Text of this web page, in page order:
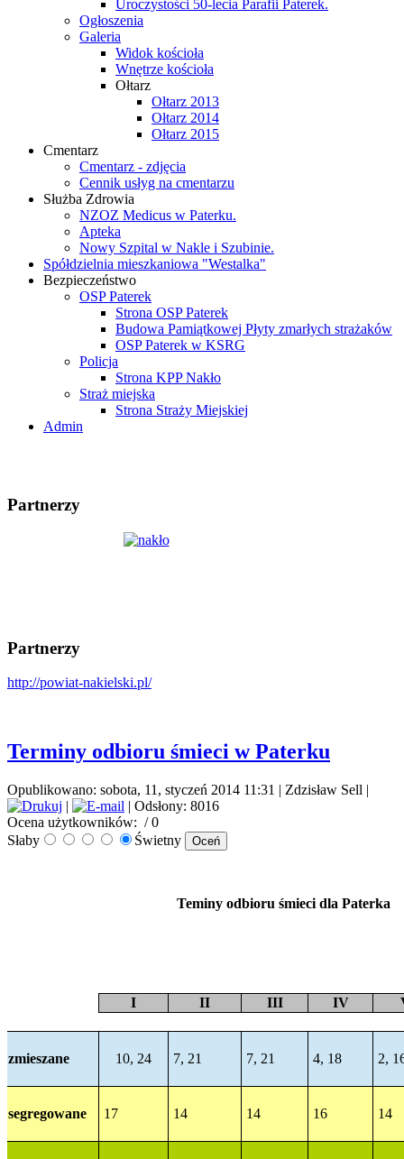
Uroczystości 50-lecia Parafii Paterek.
Ogłoszenia
Galeria
Widok kościoła
Wnętrze kościoła
Ołtarz
Ołtarz 2013
Ołtarz 2014
Ołtarz 2015
Cmentarz
Cmentarz - zdjęcia
Cennik usłyg na cmentarzu
Służba Zdrowia
NZOZ Medicus w Paterku.
Apteka
Nowy Szpital w Nakle i Szubinie.
Spółdzielnia mieszkaniowa "Westalka"
Bezpieczeństwo
OSP Paterek
Strona OSP Paterek
Budowa Pamiątkowej Płyty zmarłych strażaków
OSP Paterek w KSRG
Policja
Strona KPP Nakło
Straż miejska
Strona Straży Miejskiej
Admin
Partnerzy
Partnerzy
http://powiat-nakielski.pl/
Terminy odbioru śmieci w Paterku
Opublikowano: sobota, 11, styczeń 2014 11:31 | Zdzisław Sell |
|
| Odsłony: 8016
Ocena użytkowników: / 0
Słaby
Świetny
Teminy odbioru śmieci dla Paterka
I II III IV
zmieszane 10, 24 7, 21 7, 21 4, 18 2,
segregowane 17 14 14 16 14